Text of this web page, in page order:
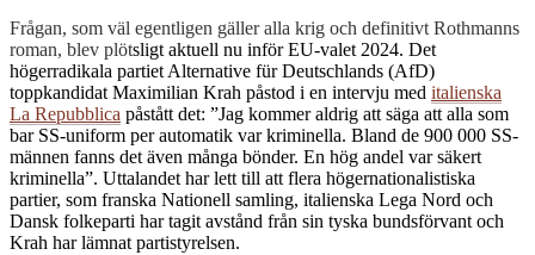
Frågan, som väl egentligen gäller alla krig och definitivt Rothmanns
roman, blev plötsligt aktuell nu inför EU-valet 2024. Det
högerradikala partiet Alternative für Deutschlands (AfD)
toppkandidat Maximilian Krah påstod i en intervju med italienska
La Repubblica påstått det: ”Jag kommer aldrig att säga att alla som
bar SS-uniform per automatik var kriminella. Bland de 900 000 SS-
männen fanns det även många bönder. En hög andel var säkert
kriminella”. Uttalandet har lett till att flera högernationalistiska
partier, som franska Nationell samling, italienska Lega Nord och
Dansk folkeparti har tagit avstånd från sin tyska bundsförvant och
Krah har lämnat partistyrelsen.